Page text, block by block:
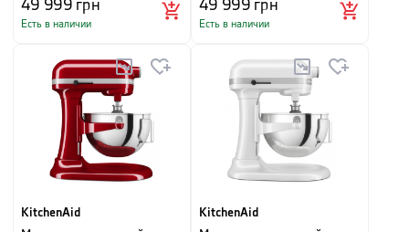
49 999грн
Есть в наличии
49 999грн
Есть в наличии
KitchenAid
KitchenAid